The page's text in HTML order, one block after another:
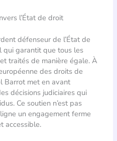
l’État de droit
défenseur de l’État de
qui garantit que tous les
traités de manière égale. À
des droits de
Barrot met en avant
décisions judiciaires qui
Ce soutien n’est pas
un engagement ferme
accessible.